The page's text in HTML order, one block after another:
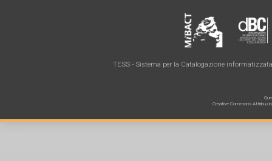
TESS - Sistema per la Catalogazione
Creative Commons